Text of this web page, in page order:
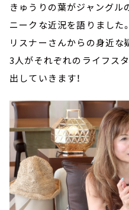
きゅうりの葉がジャングル
ニークな近況を語りました。
リスナーさんからの身近な
3人がそれぞれのライフス
出していきます！